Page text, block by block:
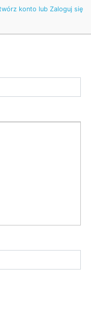
konto lub Zaloguj się